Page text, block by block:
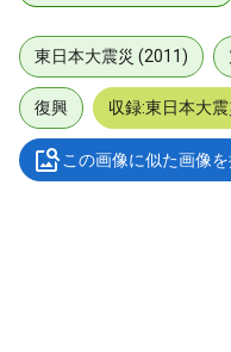
東日本大震災 (2011)
復興 収録:東日本大
この画像に似た画像